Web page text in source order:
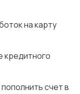
на карту
кредитного
счет в